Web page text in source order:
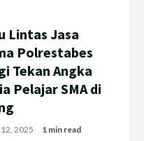
Lintas Jasa
Polrestabes
Tekan Angka
Pelajar SMA di
2025 1 min read